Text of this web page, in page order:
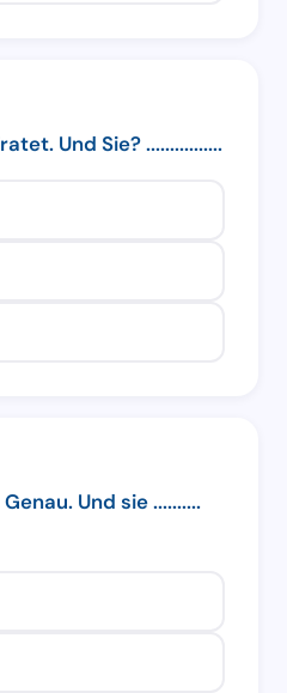
Und Sie? ................
Und sie ..........